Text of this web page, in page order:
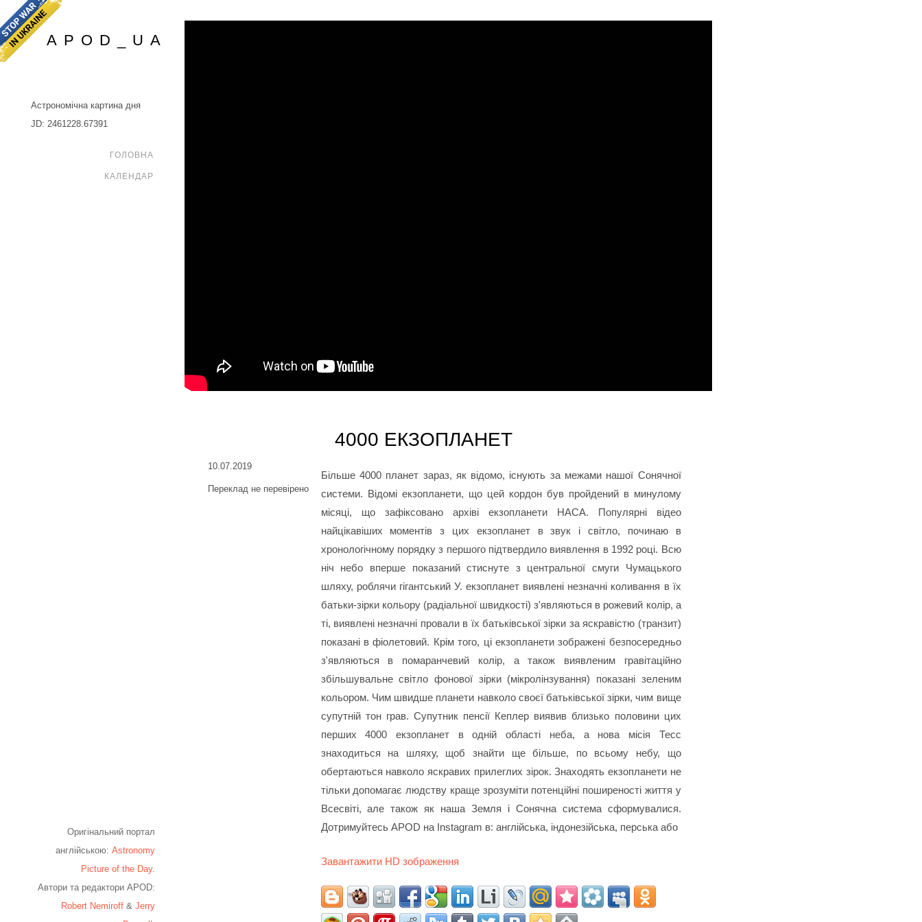
APOD_UA
Астрономічна картина дня
JD: 2461228.67391
ГОЛОВНА
КАЛЕНДАР
Оригінальний портал
англійською:Astronomy
Picture of the Day.
Автори та редактори APOD:
Robert Nemiroff &Jerry
10.07.2019
Переклад не перевірено
4000 ЕКЗОПЛАНЕТ
Більше 4000 планет зараз, як відомо, існують за межами нашої Сонячної
системи. Відомі екзопланети, що цей кордон був пройдений в минулому
місяці, що зафіксовано архіві екзопланети НАСА. Популярні відео
найцікавіших моментів з цих екзопланет в звук і світло, починаю в
хронологічному порядку з першого підтвердило виявлення в 1992 році. Всю
ніч небо вперше показаний стиснуте з центральної смуги Чумацького
шляху, роблячи гігантський У. екзопланет виявлені незначні коливання в їх
батьки-зірки кольору (радіальної швидкості) з'являються в рожевий колір, а
ті, виявлені незначні провали в їх батьківської зірки за яскравістю (транзит)
показані в фіолетовий. Крім того, ці екзопланети зображені безпосередньо
з'являються в помаранчевий колір, а також виявленим гравітаційно
збільшувальне світло фонової зірки (мікролінзування) показані зеленим
кольором. Чим швидше планети навколо своєї батьківської зірки, чим вище
супутній тон грав. Супутник пенсії Кеплер виявив близько половини цих
перших 4000 екзопланет в одній області неба, а нова місія Тесс
знаходиться на шляху, щоб знайти ще більше, по всьому небу, що
обертаються навколо яскравих прилеглих зірок. Знаходять екзопланети не
тільки допомагає людству краще зрозуміти потенційні поширеності життя у
Всесвіті, але також як наша Земля і Сонячна система сформувалися.
Дотримуйтесь APOD на Instagram в: англійська, індонезійська, перська або
Завантажити HD зображення